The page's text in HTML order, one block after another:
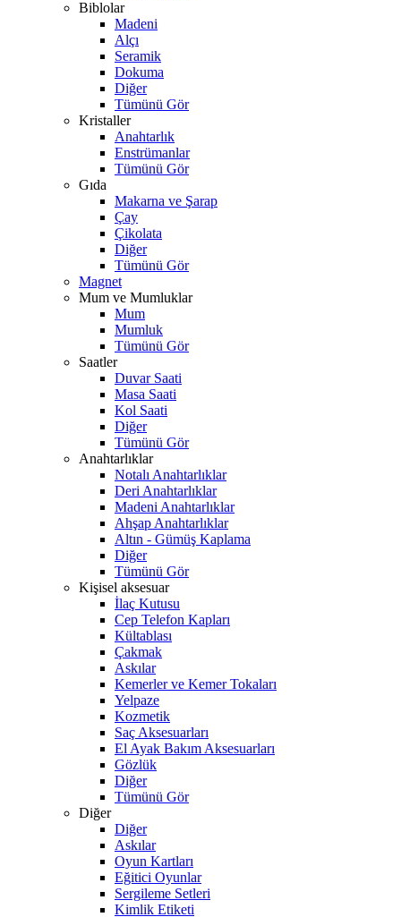
Biblolar
Madeni
Alçı
Seramik
Dokuma
Diğer
Tümünü Gör
Kristaller
Anahtarlık
Enstrümanlar
Tümünü Gör
Gıda
Makarna ve Şarap
Çay
Çikolata
Diğer
Tümünü Gör
Magnet
Mum ve Mumluklar
Mum
Mumluk
Tümünü Gör
Saatler
Duvar Saati
Masa Saati
Kol Saati
Diğer
Tümünü Gör
Anahtarlıklar
Notalı Anahtarlıklar
Deri Anahtarlıklar
Madeni Anahtarlıklar
Ahşap Anahtarlıklar
Altın - Gümüş Kaplama
Diğer
Tümünü Gör
Kişisel aksesuar
İlaç Kutusu
Cep Telefon Kapları
Kültablası
Çakmak
Askılar
Kemerler ve Kemer Tokaları
Yelpaze
Kozmetik
Saç Aksesuarları
El Ayak Bakım Aksesuarları
Gözlük
Diğer
Tümünü Gör
Diğer
Diğer
Askılar
Oyun Kartları
Eğitici Oyunlar
Sergileme Setleri
Kimlik Etiketi